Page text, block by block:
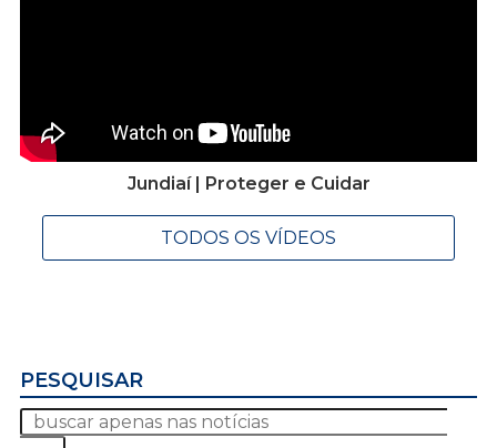
Jundiaí | Proteger e Cuidar
TODOS OS VÍDEOS
PESQUISAR